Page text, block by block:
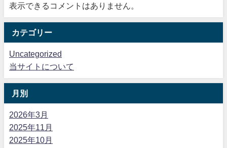
表示できるコメントはありません。
カテゴリー
Uncategorized
当サイトについて
月別
2026年3月
2025年11月
2025年10月